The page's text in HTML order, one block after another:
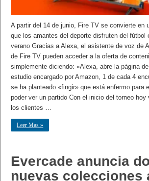
A partir del 14 de junio, Fire TV se convierte en
que los amantes del deporte disfruten del fútbol
verano Gracias a Alexa, el asistente de voz de
de Fire TV pueden acceder a la oferta de
simplemente diciendo: «Alexa, abre la página
estudio encargado por Amazon, 1 de cada 4
se ha planteado «fingir» que está enfermo para
poder ver un partido Con el inicio del torneo hoy
los clientes …
Leer Mas »
Evercade anuncia
nuevas colecciones